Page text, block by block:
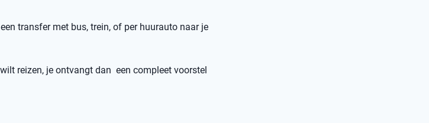
transfer met bus, trein, of per huurauto naar je
reizen, je ontvangt dan een compleet voorstel